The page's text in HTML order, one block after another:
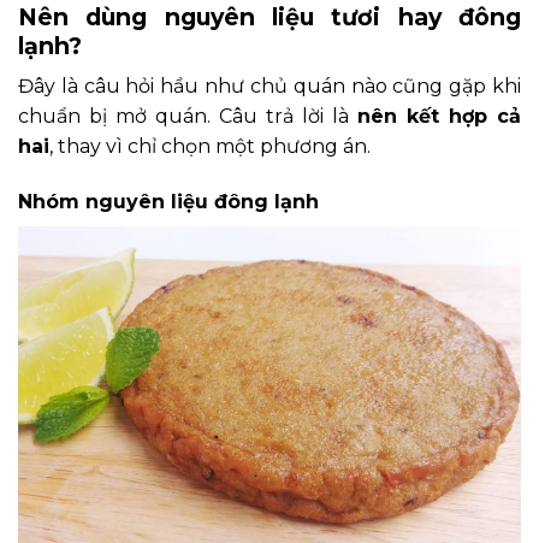
Nên dùng nguyên liệu tươi hay đông
lạnh?
Đây là câu hỏi hầu như chủ quán nào cũng gặp khi
chuẩn bị mở quán. Câu trả lời là nên kết hợp cả
hai, thay vì chỉ chọn một phương án.
Nhóm nguyên liệu đông lạnh